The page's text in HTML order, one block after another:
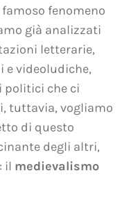
fenomeno
già analizzati
letterarie,
e videoludiche,
politici che ci
tuttavia, vogliamo
di questo
degli altri,
il medievalismo